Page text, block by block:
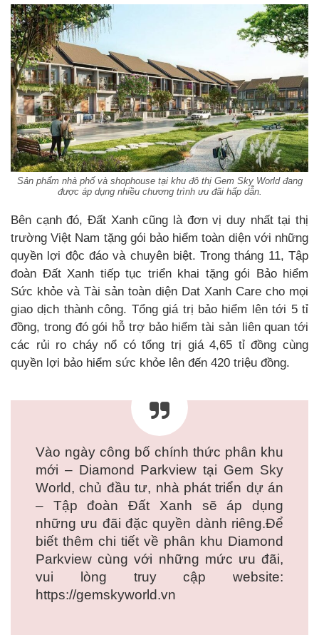
Sản phẩm nhà phố và shophouse tại khu đô thị Gem Sky World đang
được áp dụng nhiều chương trình ưu đãi hấp dẫn.
Bên cạnh đó, Đất Xanh cũng là đơn vị duy nhất tại thị
trường Việt Nam tặng gói bảo hiểm toàn diện với những
quyền lợi độc đáo và chuyên biệt. Trong tháng 11, Tập
đoàn Đất Xanh tiếp tục triển khai tặng gói Bảo hiểm
Sức khỏe và Tài sản toàn diện Dat Xanh Care cho mọi
giao dịch thành công. Tổng giá trị bảo hiểm lên tới 5 tỉ
đồng, trong đó gói hỗ trợ bảo hiểm tài sản liên quan tới
các rủi ro cháy nổ có tổng trị giá 4,65 tỉ đồng cùng
quyền lợi bảo hiểm sức khỏe lên đến 420 triệu đồng.
Vào ngày công bố chính thức phân khu
mới – Diamond Parkview tại Gem Sky
World, chủ đầu tư, nhà phát triển dự án
– Tập đoàn Đất Xanh sẽ áp dụng
những ưu đãi đặc quyền dành riêng.Để
biết thêm chi tiết về phân khu Diamond
Parkview cùng với những mức ưu đãi,
vui lòng truy cập website:
https://gemskyworld.vn